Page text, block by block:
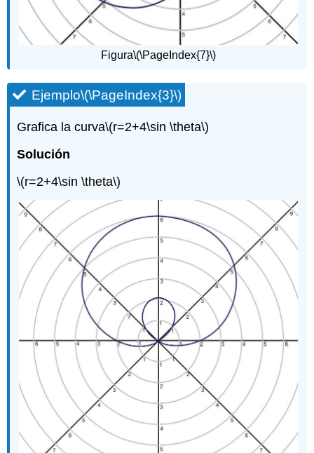
Figura\(\PageIndex{7}\)
Ejemplo\(\PageIndex{3}\)
Grafica la curva\(r=2+4\sin \theta\)
Solución
\(r=2+4\sin \theta\)